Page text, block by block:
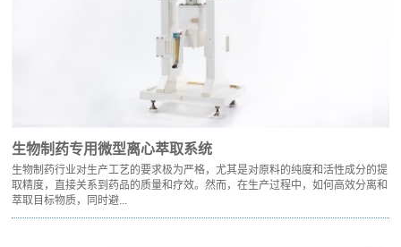
生物制药专用微型离心萃取系统
生物制药行业对生产工艺的要求极为严格，尤其是对原料的纯度和活性成分的提
取精度，直接关系到药品的质量和疗效。然而，在生产过程中，如何高效分离和
萃取目标物质，同时避...